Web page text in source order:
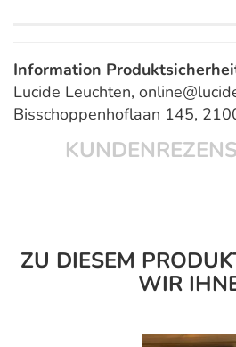
Information
Lucide Leuchten,
Bisschoppenhoflaan 145,
ZU DIESEM
WIR